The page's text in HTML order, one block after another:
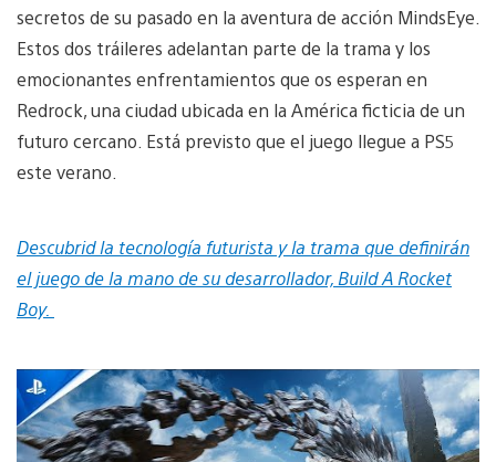
secretos de su pasado en la aventura de acción MindsEye.
Estos dos tráileres adelantan parte de la trama y los
emocionantes enfrentamientos que os esperan en
Redrock, una ciudad ubicada en la América ficticia de un
futuro cercano. Está previsto que el juego llegue a PS5
este verano.
Descubrid la tecnología futurista y la trama que definirán
el juego de la mano de su desarrollador, Build A Rocket
Boy.